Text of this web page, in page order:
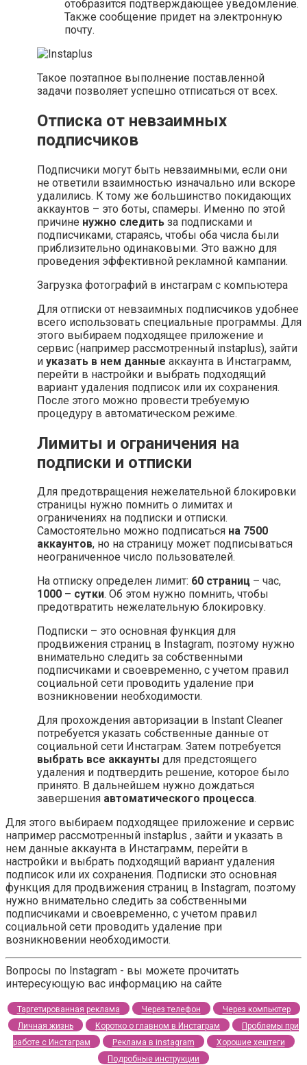
отобразится подтверждающее уведомление.
Также сообщение придет на электронную
почту.
Такое поэтапное выполнение поставленной
задачи позволяет успешно отписаться от всех.
Отписка от невзаимных
подписчиков
Подписчики могут быть невзаимными, если они
не ответили взаимностью изначально или вскоре
удалились. К тому же большинство покидающих
аккаунтов – это боты, спамеры. Именно по этой
причине нужно следить за подписками и
подписчиками, стараясь, чтобы оба числа были
приблизительно одинаковыми. Это важно для
проведения эффективной рекламной кампании.
Загрузка фотографий в инстаграм с компьютера
Для отписки от невзаимных подписчиков удобнее
всего использовать специальные программы. Для
этого выбираем подходящее приложение и
сервис (например рассмотренный instaplus), зайти
и указать в нем данные аккаунта в Инстаграмм,
перейти в настройки и выбрать подходящий
вариант удаления подписок или их сохранения.
После этого можно провести требуемую
процедуру в автоматическом режиме.
Лимиты и ограничения на
подписки и отписки
Для предотвращения нежелательной блокировки
страницы нужно помнить о лимитах и
ограничениях на подписки и отписки.
Самостоятельно можно подписаться на 7500
аккаунтов, но на страницу может подписываться
неограниченное число пользователей.
На отписку определен лимит: 60 страниц – час,
1000 – сутки. Об этом нужно помнить, чтобы
предотвратить нежелательную блокировку.
Подписки – это основная функция для
продвижения страниц в Instagram, поэтому нужно
внимательно следить за собственными
подписчиками и своевременно, с учетом правил
социальной сети проводить удаление при
возникновении необходимости.
Для прохождения авторизации в Instant Cleaner
потребуется указать собственные данные от
социальной сети Инстаграм. Затем потребуется
выбрать все аккаунты для предстоящего
удаления и подтвердить решение, которое было
принято. В дальнейшем нужно дождаться
завершения автоматического процесса.
Для этого выбираем подходящее приложение и сервис
например рассмотренный instaplus , зайти и указать в
нем данные аккаунта в Инстаграмм, перейти в
настройки и выбрать подходящий вариант удаления
подписок или их сохранения. Подписки это основная
функция для продвижения страниц в Instagram, поэтому
нужно внимательно следить за собственными
подписчиками и своевременно, с учетом правил
социальной сети проводить удаление при
возникновении необходимости.
Вопросы по Instagram - вы можете прочитать
интересующую вас информацию на сайте
Таргетированная реклама Через телефон
Через компьютер
Личная жизнь
Коротко о главном в Инстаграм
Проблемы при
работе с Инстаграм
Реклама в instagram
Хорошие хештеги
Подробные инструкции